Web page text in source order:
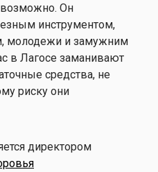
возможно. Он
инструментом,
молодежи и замужним
в Лагосе заманивают
средства, не
риску они
директором